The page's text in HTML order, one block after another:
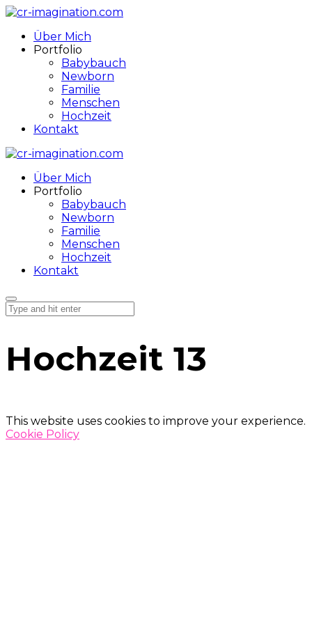
Über Mich
Portfolio
Babybauch
Newborn
Familie
Menschen
Hochzeit
Kontakt
Über Mich
Portfolio
Babybauch
Newborn
Familie
Menschen
Hochzeit
Kontakt
Hochzeit 13
This website uses cookies to improve your experience.
Cookie Policy